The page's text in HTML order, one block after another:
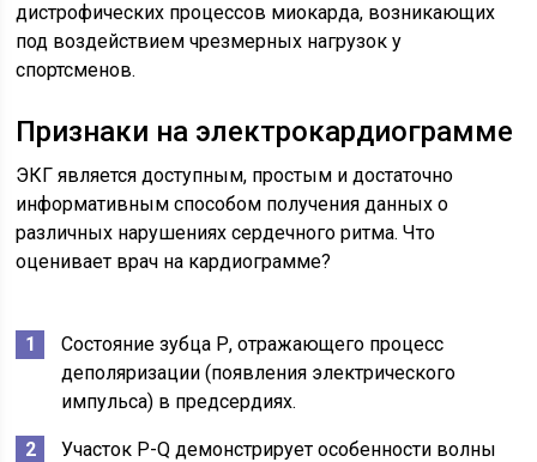
дистрофических процессов миокарда, возникающих
под воздействием чрезмерных нагрузок у
спортсменов.
Признаки на электрокардиограмме
ЭКГ является доступным, простым и достаточно
информативным способом получения данных о
различных нарушениях сердечного ритма. Что
оценивает врач на кардиограмме?
Состояние зубца Р, отражающего процесс
деполяризации (появления электрического
импульса) в предсердиях.
Участок P-Q демонстрирует особенности волны